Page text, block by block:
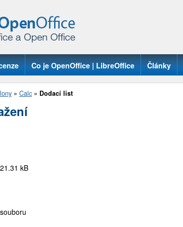
Co je OpenOffice | LibreOffice Články
» Calc » Dodací list
kB